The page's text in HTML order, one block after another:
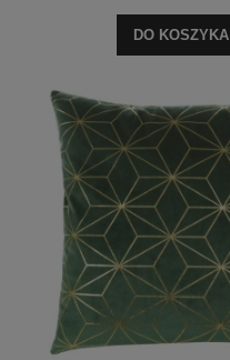
DO KOSZYKA